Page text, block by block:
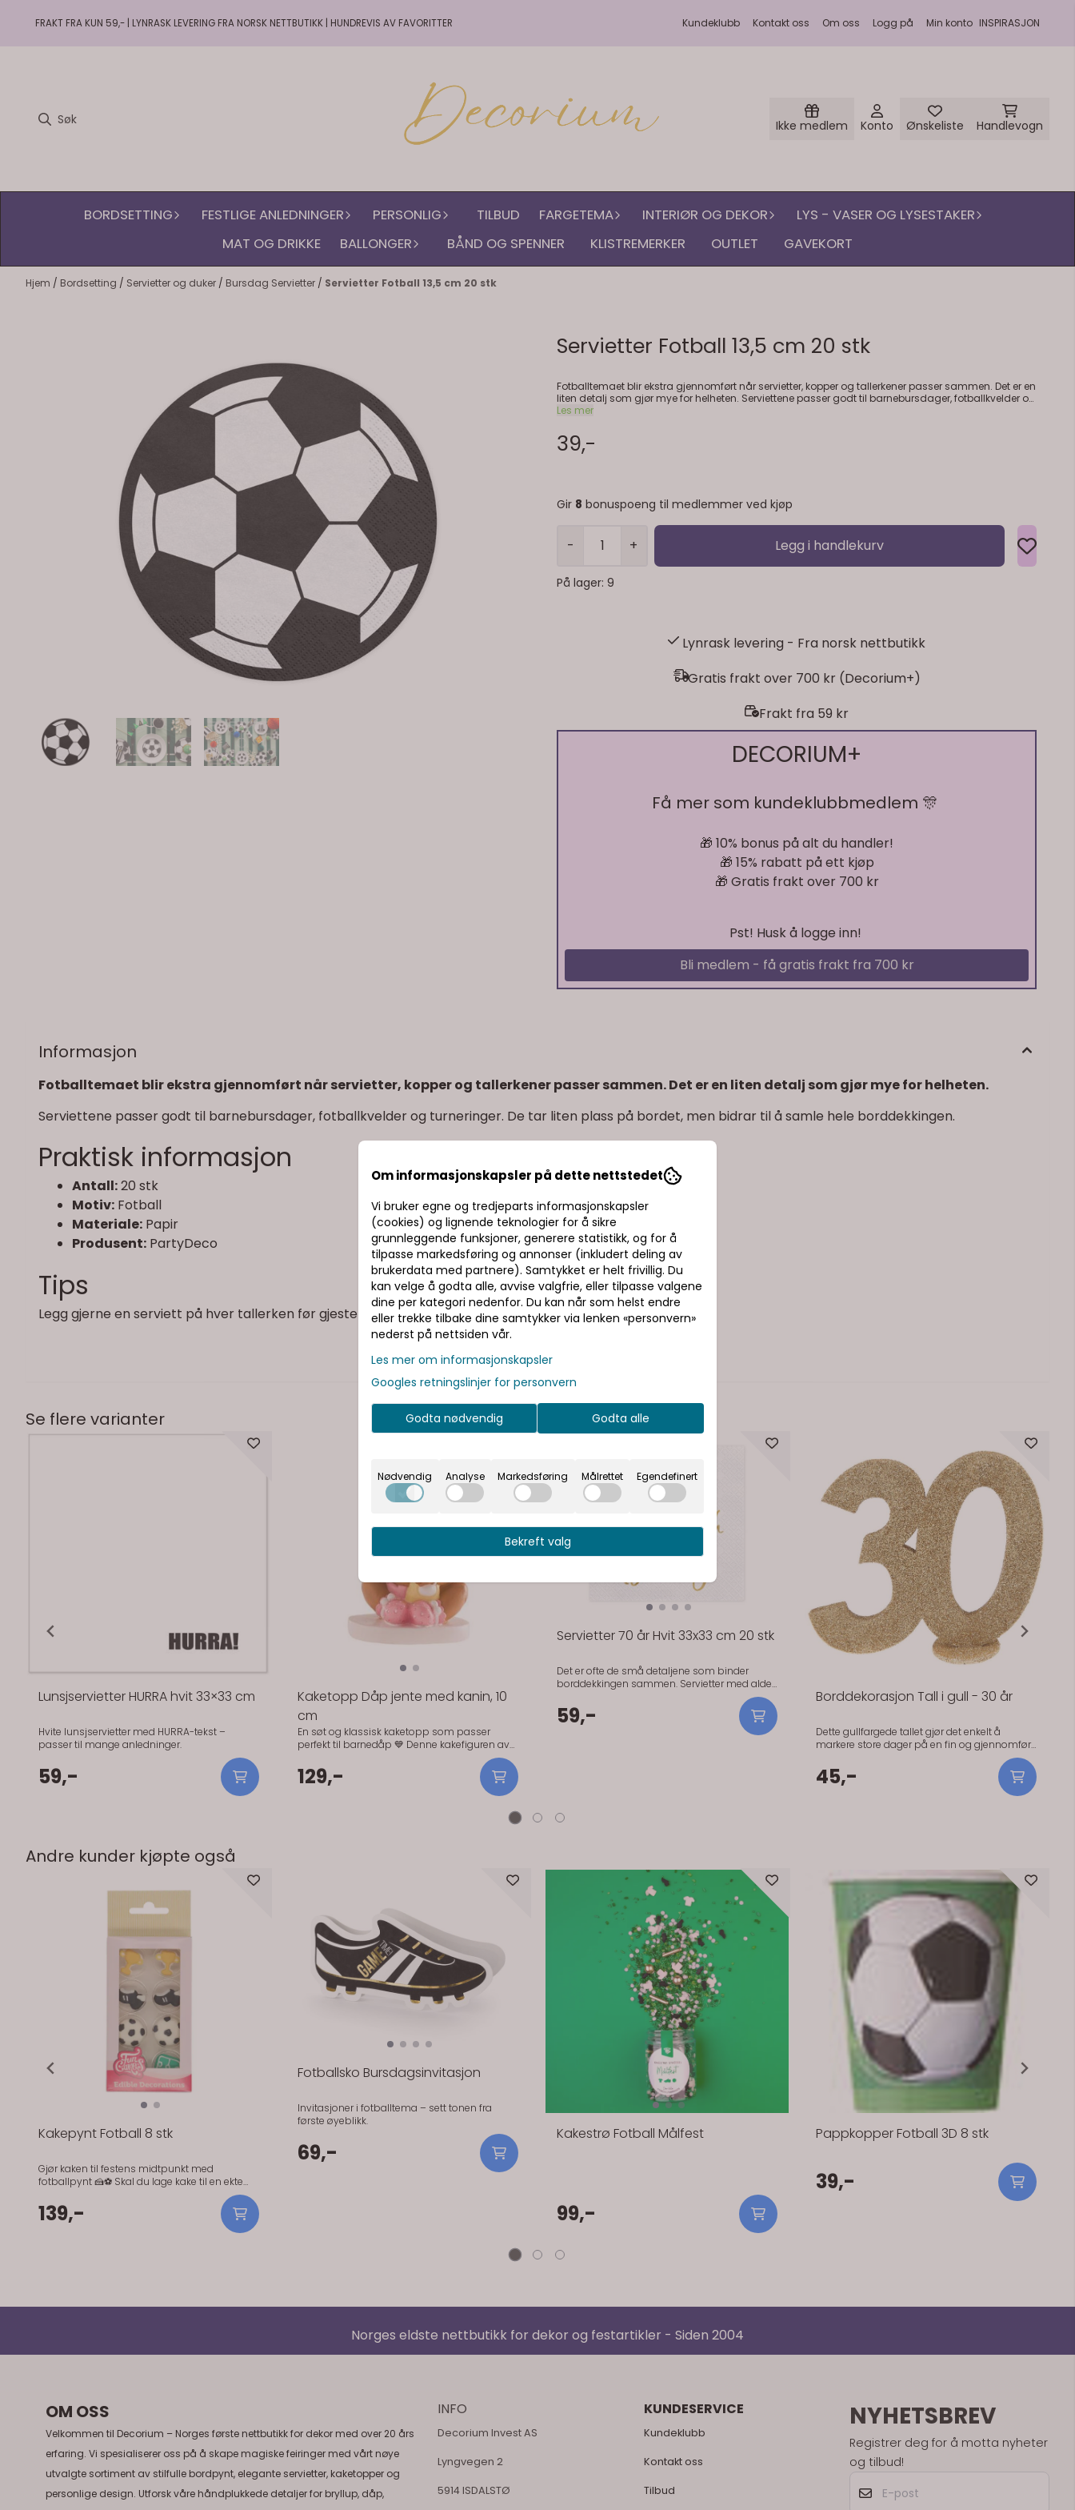
Hopp til innhold
FRAKT FRA KUN 59,- | LYNRASK LEVERING FRA NORSK NETTBUTIKK | HUNDREVIS AV FAVORITTER Kundeklubb Kontakt oss Om oss Logg på Min konto INSPIRASJON
Ikke medlem Konto Ønskeliste Handlevogn
BORDSETTING FESTLIGE ANLEDNINGER PERSONLIG TILBUD FARGETEMA INTERIØR OG DEKOR
LYS - VASER OG LYSESTAKER
MAT OG DRIKKE
BALLONGER BÅND OG SPENNER KLISTREMERKER OUTLET GAVEKORT
Hjem / Bordsetting / Servietter og duker / Bursdag Servietter / Servietter Fotball 13,5 cm 20 stk
Servietter Fotball 13,5 cm 20 stk
Fotballtemaet blir ekstra gjennomført når servietter, kopper og tallerkener passer sammen. Det er en
liten detalj som gjør mye for helheten. Serviettene passer godt til barnebursdager, fotballkvelder og
turneringer. De tar liten plass på bordet, men bidrar til å samle hele borddekkingen. Praktisk
serviett på hver tallerken før gjestene kommer. Det gir bordet et mer ferdig uttrykk.
Les mer
39,-
Gir 8 bonuspoeng til medlemmer ved kjøp
- + Legg i handlekurv
På lager: 9
Lynrask levering - Fra norsk nettbutikk
Gratis frakt over 700 kr (Decorium+)
Frakt fra 59 kr
DECORIUM+
Få mer som kundeklubbmedlem 🎊
🎁 10% bonus på alt du handler!
🎁 15% rabatt på ett kjøp
🎁 Gratis frakt over 700 kr
Pst! Husk å logge inn!
Bli medlem - få gratis frakt fra 700 kr
Informasjon
Fotballtemaet blir ekstra gjennomført når servietter, kopper og tallerkener passer sammen. Det er en liten detalj som gjør mye for helheten.
Serviettene passer godt til barnebursdager, fotballkvelder og turneringer. De tar liten plass på bordet, men bidrar til å samle hele borddekkingen.
Praktisk informasjon
Antall:20 stk
Motiv: Fotball
Materiale: Papir
Produsent: PartyDeco
Tips
Legg gjerne en serviett på hver tallerken før gjestene kommer. Det gir bordet et mer ferdig uttrykk.
Se flere varianter
Lunsjservietter HURRA hvit 33×33 cm
Hvite lunsjservietter med HURRA-tekst –
passer til mange anledninger.
På lager
59,-
Kaketopp Dåp jente med kanin, 10
cm
En søt og klassisk kaketopp som passer
perfekt til barnedåp 💙 Denne kakefiguren av
en liten jente med kanin gir dåpskaken et
mykt og personlig uttrykk. Den enkle, varme
utformingen gjør den til en fin detalj som løfter
helheten og skaper en gjennomført feiring.
Perfekt til dåp, navnefest eller babyfeiring – og
en dekorasjon som gir kaken det lille ekstra på
129,-
Servietter 70 år Hvit 33x33 cm 20 stk
Det er ofte de små detaljene som binder
borddekkingen sammen. Servietter med alder
gjør det enkelt å markere anledningen uten at
bordet virker overpyntet. Disse serviettene fra
PartyDeco har et gullfarget 70-motiv på hvit
serviettene, blir borddekkingen ekstra fin med
lysestaker eller detaljer i samme tone.
59,-
Borddekorasjon Tall i gull - 30 år
Dette gullfargede tallet gjør det enkelt å
markere store dager på en fin og gjennomført
vil ha en liten detalj som faktisk synes. Tallet
har en glitrende overflate som fanger lyset og
Kombiner med ballonger, lys eller servietter i
gull og hvitt for et gjennomført uttrykk.
45,-
Andre kunder kjøpte også
Kakepynt Fotball 8 stk
Gjør kaken til festens midtpunkt med
fotballpynt 🍰⚽ Skal du lage kake til en ekte
fotballdekorasjonene gjør du enkelt en helt
vanlig kake om til noe som virkelig setter
pynten rett på kremen, fondanten eller
139,-
Fotballsko Bursdagsinvitasjon
Invitasjoner i fotballtema – sett tonen fra
første øyeblikk.
69,-
Kakestrø Fotball Målfest
På lager
99,-
Pappkopper Fotball 3D 8 stk
På lager
39,-
Norges eldste nettbutikk for dekor og festartikler - Siden 2004
OM OSS
Velkommen til Decorium – Norges første nettbutikk for dekor med over 20 års
erfaring. Vi spesialiserer oss på å skape magiske feiringer med vårt nøye
utvalgte sortiment av stilfulle bordpynt, elegante servietter, kaketopper og
personlige design. Utforsk våre håndplukkede detaljer for bryllup, dåp,
INFO
Decorium Invest AS
Lyngvegen 2
5914 ISDALSTØ
KUNDESERVICE
Kundeklubb
Kontakt oss
Tilbud
NYHETSBREV
Registrer deg for å motta nyheter
og tilbud!
Om informasjonskapsler på dette nettstedet
Vi bruker egne og tredjeparts informasjonskapsler
(cookies) og lignende teknologier for å sikre
grunnleggende funksjoner, generere statistikk, og for å
tilpasse markedsføring og annonser (inkludert deling av
brukerdata med partnere). Samtykket er helt frivillig. Du
kan velge å godta alle, avvise valgfrie, eller tilpasse valgene
dine per kategori nedenfor. Du kan når som helst endre
eller trekke tilbake dine samtykker via lenken «personvern»
nederst på nettsiden vår.
Les mer om informasjonskapsler
Googles retningslinjer for personvern
Godta nødvendig Godta alle
Nødvendig Analyse Markedsføring Målrettet Egendefinert
Bekreft valg